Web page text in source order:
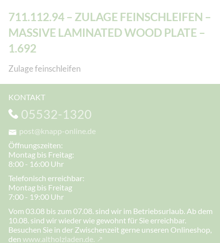
711.112.94 – ZULAGE FEINSCHLEIFEN –
MASSIVE LAMINATED WOOD PLATE –
1.692
Zulage feinschleifen
KONTAKT
05532-1320
post@knapp-online.de
Öffnungszeiten:
Montag bis Freitag:
8:00 - 16:00 Uhr
Telefonisch erreichbar:
Montag bis Freitag
7:00 - 19:00 Uhr
Vom 03.08 bis zum 07.08. sind wir im Betriebsurlaub. Ab dem
10.08. sind wir wieder wie gewohnt für Sie erreichbar.
Besuchen Sie in der Zwischenzeit gerne unseren Onlineshop,
den www.altholzladen.de.